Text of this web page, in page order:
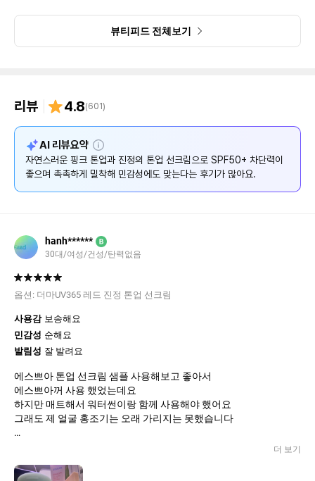
뷰티피드 전체보기
리뷰 4.8(601)
AI 리뷰요약 설
명
자연스러운 핑크 톤업과 진정의 톤업 선크림으로 SPF50+ 차단력이
좋으며 촉촉하게 밀착해 민감성에도 맞는다는 후기가 많아요.
hanh****** B
30대/여성/건성/탄력없음
옵션: 더마UV365 레드 진정 톤업 선크림
사용감 보송해요
민감성 순해요
발림성 잘 발려요
에스쁘아 톤업 선크림 샘플 사용해보고 좋아서
에스쁘아꺼 사용 했었는데요
하지만 매트해서 워터썬이랑 함께 사용해야 했어요
그래도 제 얼굴 홍조기는 오래 가리지는 못했습니다
피부가 아프지 않구요
더 보기